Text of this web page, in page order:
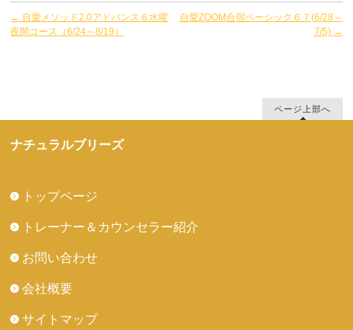
← 自愛メソッド2.0アドバンス６水曜
夜間コース（6/24～8/19）
自愛ZOOM合宿ベーシック６７(6/28～
7/5) →
ページ上部へ
ナチュラルブリーズ
トップページ
トレーナー＆カウンセラー紹介
お問い合わせ
会社概要
サイトマップ